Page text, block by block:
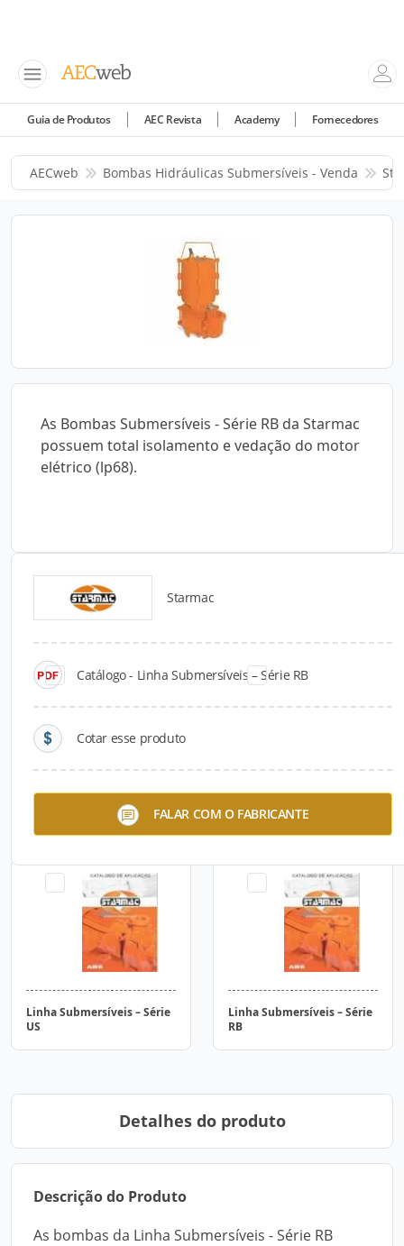
Guia de Produtos AEC Revista Academy Fornecedores
AECweb Bombas Hidráulicas Submersíveis - Venda
As Bombas Submersíveis - Série RB da Starmac
possuem total isolamento e vedação do motor
elétrico (lp68).
Starmac
Catálogo - Linha Submersíveis – Série RB
Cotar esse produto
FALAR COM O FABRICANTE
Catálogos para Download
Linha Submersíveis – Série
US
Linha Submersíveis – Série
RB
Detalhes do produto
Descrição do Produto
As bombas da Linha Submersíveis - Série RB